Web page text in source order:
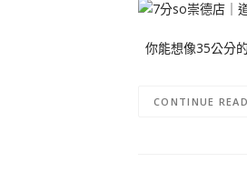
你能想像35公分
CONTINUE